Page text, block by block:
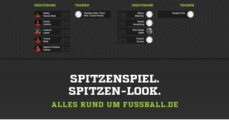
SPITZENSPIEL.
SPITZEN-LOOK.
ALLES RUND UM FUSSBALL.DE